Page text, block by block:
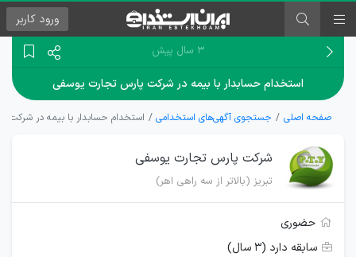
ورود کاربر
۳ سال پیش
استخدام حسابدار با بیمه در شرکت پارس تجارت یوسفی
صفحه اصلی جستجوی آگهی‌های استخدامی استخدام حسابدار با بیمه در شرکت
شرکت پارس تجارت یوسفی
تبریز (بالاتر از سه راهی اهر)
حضوری
سابقه دارد (۳ سال)